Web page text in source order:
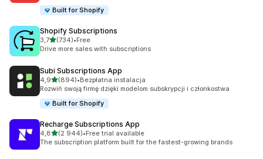
Built for Shopify
Shopify Subscriptions
3,7na 5 gwiazdek
(734)
Łączna liczba recenzji: 734
•Free
Drive more sales with subscriptions
Subi Subscriptions App
4,9na 5 gwiazdek
(894)
Łączna liczba recenzji: 894
•Bezpłatna instalacja
Rozwiń swoją firmę dzięki modelom subskrypcji i członkostwa
Built for Shopify
Recharge Subscriptions App
4,8na 5 gwiazdek
(2 944)
Łączna liczba recenzji: 2944
•Free trial available
The subscription platform built for the fastest-growing brands